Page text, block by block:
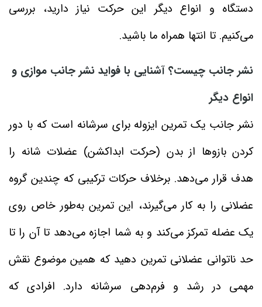
دستگاه و انواع دیگر این حرکت نیاز دارید، بررسی
می‌کنیم. تا انتها همراه ما باشید.
نشر جانب چیست؟ آشنایی با فواید نشر جانب موازی و
انواع دیگر
نشر جانب یک تمرین ایزوله برای سرشانه است که با دور
کردن بازوها از بدن (حرکت ابداکشن) عضلات شانه را
هدف قرار می‌دهد. برخلاف حرکات ترکیبی که چندین گروه
عضلانی را به کار می‌گیرند، این تمرین به‌طور خاص روی
یک عضله تمرکز می‌کند و به شما اجازه می‌دهد تا آن را تا
حد ناتوانی عضلانی تمرین دهید که همین موضوع نقش
مهمی در رشد و فرم‌دهی سرشانه دارد. افرادی که